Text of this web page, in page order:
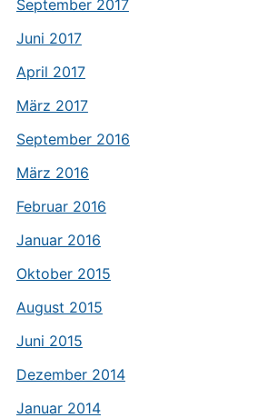
September 2017
Juni 2017
April 2017
März 2017
September 2016
März 2016
Februar 2016
Januar 2016
Oktober 2015
August 2015
Juni 2015
Dezember 2014
Januar 2014